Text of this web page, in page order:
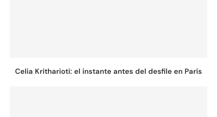
Celia Kritharioti: el instante antes del desfile en París